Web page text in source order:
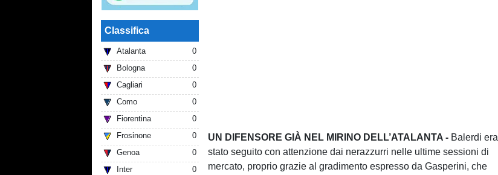
Classifica
Atalanta
0
Bologna
0
Cagliari
0
Como
0
Fiorentina
0
Frosinone
0
Genoa
0
Inter
0
UN DIFENSORE GIÀ NEL MIRINO DELL’ATALANTA - Balerdi era
stato seguito con attenzione dai nerazzurri nelle ultime sessioni di
mercato, proprio grazie al gradimento espresso da Gasperini, che